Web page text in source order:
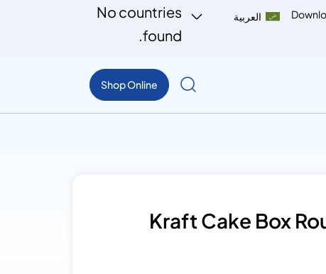
العربية
No countries
found.
Shop Online
Kraft Cake Box